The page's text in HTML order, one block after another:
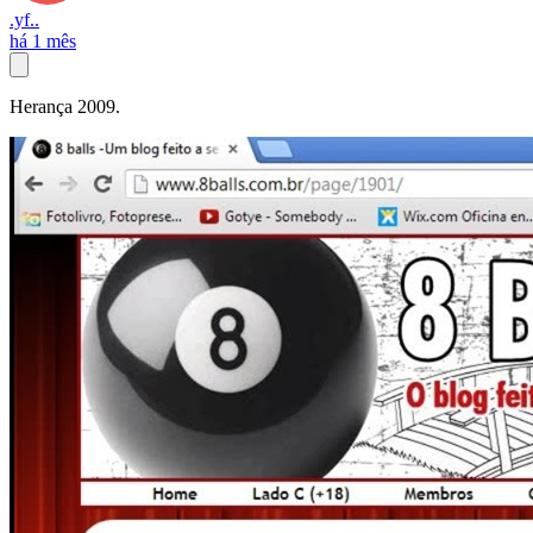
.yf..
há 1 mês
Herança 2009.